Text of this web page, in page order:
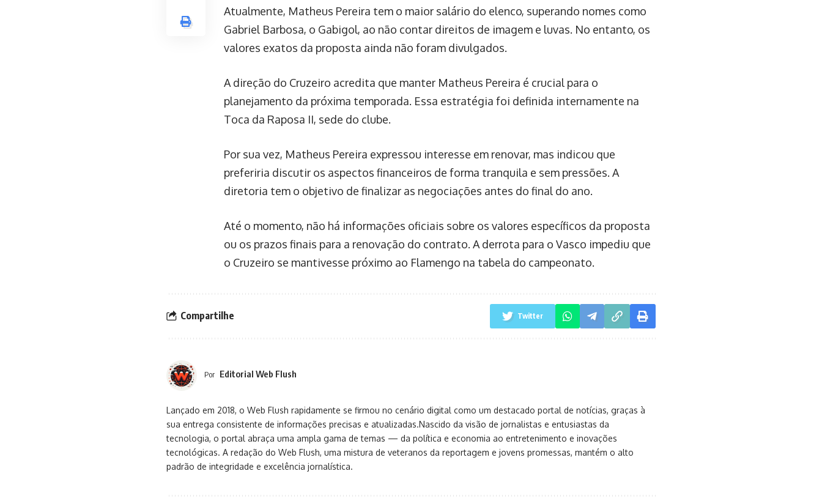
Atualmente, Matheus Pereira tem o maior salário do elenco, superando nomes como
Gabriel Barbosa, o Gabigol, ao não contar direitos de imagem e luvas. No entanto, os
valores exatos da proposta ainda não foram divulgados.
A direção do Cruzeiro acredita que manter Matheus Pereira é crucial para o
planejamento da próxima temporada. Essa estratégia foi definida internamente na
Toca da Raposa II, sede do clube.
Por sua vez, Matheus Pereira expressou interesse em renovar, mas indicou que
preferiria discutir os aspectos financeiros de forma tranquila e sem pressões. A
diretoria tem o objetivo de finalizar as negociações antes do final do ano.
Até o momento, não há informações oficiais sobre os valores específicos da proposta
ou os prazos finais para a renovação do contrato. A derrota para o Vasco impediu que
o Cruzeiro se mantivesse próximo ao Flamengo na tabela do campeonato.
Compartilhe Twitter
Por Editorial Web Flush
Lançado em 2018, o Web Flush rapidamente se firmou no cenário digital como um destacado portal de notícias, graças à
sua entrega consistente de informações precisas e atualizadas.Nascido da visão de jornalistas e entusiastas da
tecnologia, o portal abraça uma ampla gama de temas — da política e economia ao entretenimento e inovações
tecnológicas. A redação do Web Flush, uma mistura de veteranos da reportagem e jovens promessas, mantém o alto
padrão de integridade e excelência jornalística.